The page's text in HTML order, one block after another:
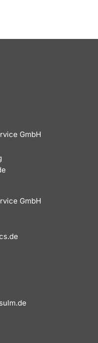
GmbH
GmbH
ed.ml